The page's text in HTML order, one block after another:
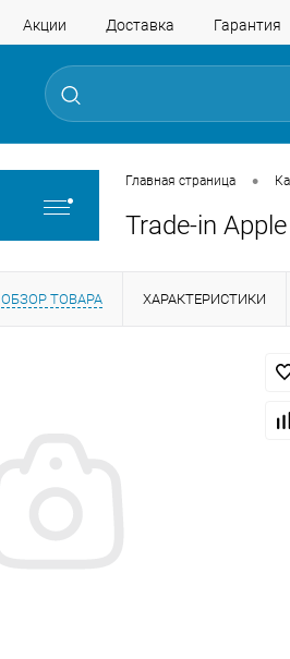
Акции Доставка Гарантия
Главная страница •
Trade-in
ОБЗОР ТОВАРА ХАРАКТЕРИСТИКИ